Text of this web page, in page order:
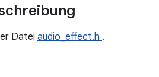
Datei audio_effect.h .